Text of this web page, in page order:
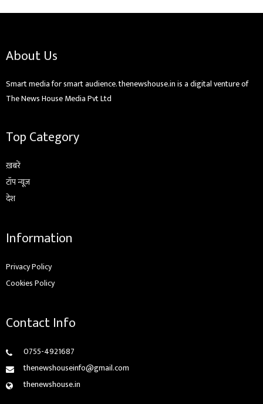
About Us
Smart media for smart audience. thenewshouse.in is a digital venture of
The News House Media Pvt Ltd
Top Category
ख़बरें
टॉप न्यूज़
देश
Information
Privacy Policy
Cookies Policy
Contact Info
0755-4921687
thenewshouseinfo@gmail.com
thenewshouse.in